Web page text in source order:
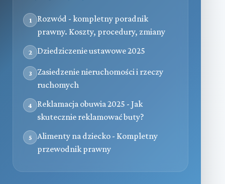
1
Rozwód - kompletny poradnik
prawny. Koszty, procedury, zmiany
2 Dziedziczenie ustawowe 2025
3
Zasiedzenie nieruchomości i rzeczy
ruchomych
4
Reklamacja obuwia 2025 - Jak
skutecznie reklamować buty?
5
Alimenty na dziecko - Kompletny
przewodnik prawny